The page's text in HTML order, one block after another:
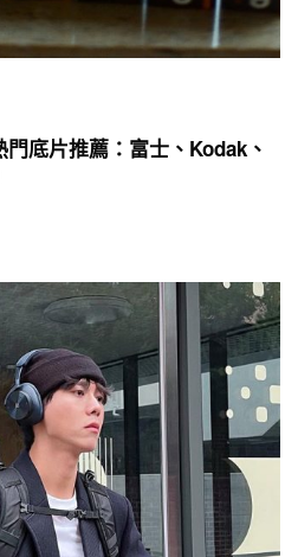
底片推薦：富士、Kodak、